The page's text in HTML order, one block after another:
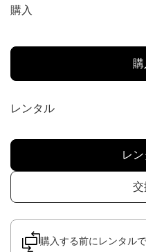
購入
購
レンタル
レ
交
購入する前にレンタル